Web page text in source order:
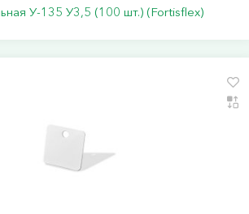
У-135 У3,5 (100 шт.) (Fortisflex)